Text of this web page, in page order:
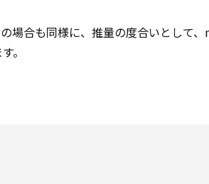
場合も同様に、推量の度合いとして、
。